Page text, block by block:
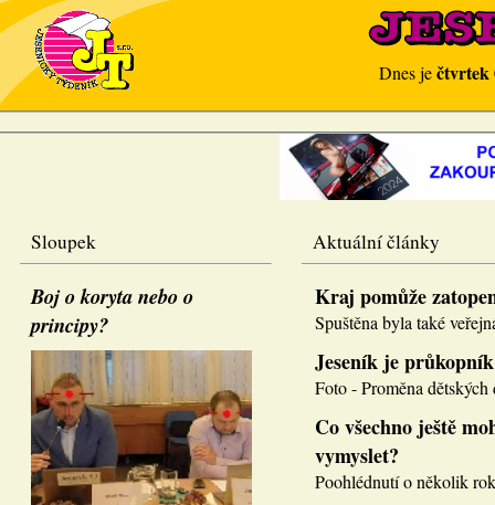
Dnes ječtvrtek
Sloupek
Boj o koryta nebo o
principy?
Aktuální články
Kraj pomůže
Spuštěna byla také
Jeseník je průkopník
Foto - Proměna
Co všechno ještě
vymyslet?
Poohlédnutí o několik